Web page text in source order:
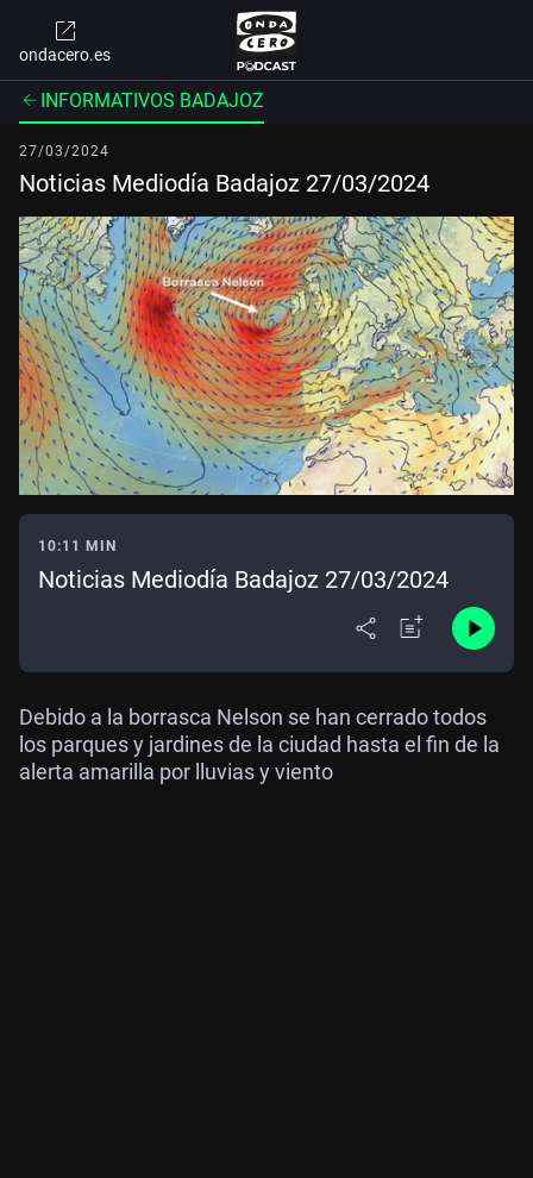
ondacero.es
INFORMATIVOS BADAJOZ
27/03/2024
Noticias Mediodía Badajoz 27/03/2024
10:11 MIN
Noticias Mediodía Badajoz 27/03/2024
Debido a la borrasca Nelson se han cerrado todos
los parques y jardines de la ciudad hasta el fin de la
alerta amarilla por lluvias y viento